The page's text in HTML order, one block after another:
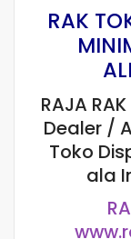
RAK
RAJA
Dealer /
Toko
ala